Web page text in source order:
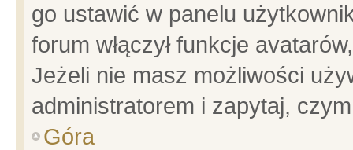
go ustawić w panelu
forum włączył funkcje
Jeżeli nie masz możliwości
administratorem i zapytaj,
Góra